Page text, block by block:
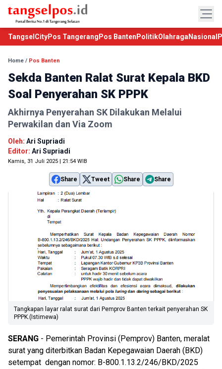
TangselCityPos Tangerang Pos Banten PolitikOlahraga Nasional
Home / Pos Banten
Sekda Banten Ralat Surat Kepala BKD
Soal Penyerahan SK PPPK
Akhirnya Penyerahan SK Dilakukan Melalui
Perwakilan dan Via Zoom
Oleh: Ari Supriadi
Editor: Ari Supriadi
Kamis, 31 Juli 2025 | 21:54 WIB
Share Tweet Share Share
Tangkapan layar ralat surat dari Pemprov Banten terkait penyerahan SK
PPPK.(Istimewa)
SERANG - Pemerintah Provinsi (Pemprov) Banten, meralat
surat yang diterbitkan Badan Kepegawaian Daerah (BKD)
setempat dengan nomor: B-800.1.13.2/246/BKD/2025